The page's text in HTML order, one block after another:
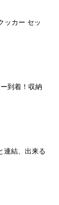
ッカー セッ
到着！収納
連結、出来る